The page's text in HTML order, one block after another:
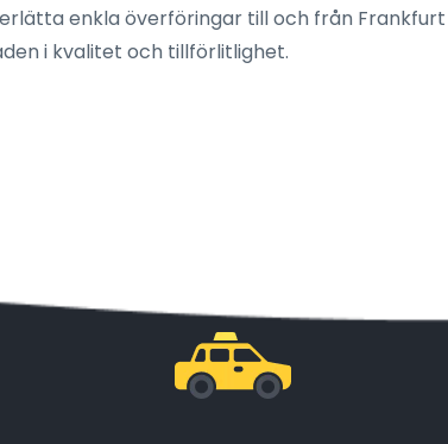
enkla överföringar till och från
i kvalitet och tillförlitlighet.